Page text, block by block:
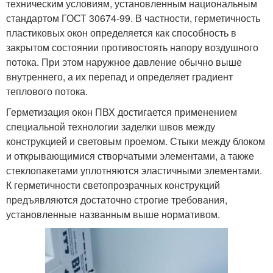
техническим условиям, установленным национальным
стандартом ГОСТ 30674-99. В частности, герметичность
пластиковых окон определяется как способность в
закрытом состоянии противостоять напору воздушного
потока. При этом наружное давление обычно выше
внутреннего, а их перепад и определяет градиент
теплового потока.
Герметизация окон ПВХ достигается применением
специальной технологии заделки швов между
конструкцией и световым проемом. Стыки между блоком
и открывающимися створчатыми элементами, а также
стеклопакетами уплотняются эластичными элементами.
К герметичности светопрозрачных конструкций
предъявляются достаточно строгие требования,
установленные названным выше нормативом.